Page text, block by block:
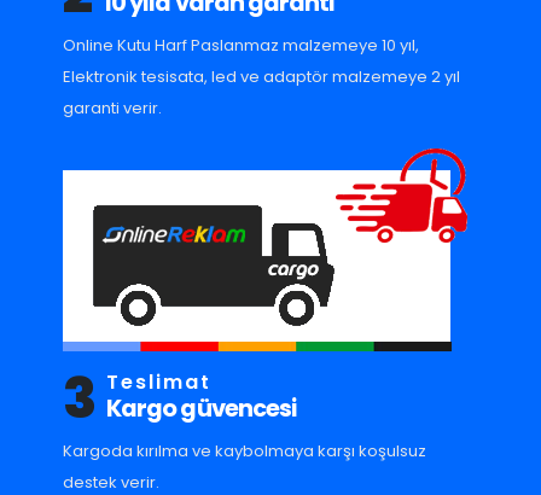
Online Kutu Harf Paslanmaz malzemeye 10 yıl,
Elektronik tesisata, led ve adaptör malzemeye 2 yıl
garanti verir.
3 Teslimat
Kargo güvencesi
Kargoda kırılma ve kaybolmaya karşı koşulsuz
destek verir.